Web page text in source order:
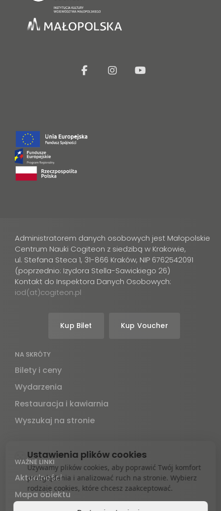
Administratorem danych osobowych jest Małopolskie
Centrum Nauki Cogiteon z siedzibą w Krakowie,
ul. Stefana Steca 1, 31-866 Kraków, NIP 6762542091
(poprzednio: Izydora Stella-Sawickiego 26)
Kontakt do Inspektora Danych Osobowych:
iod(at)cogiteon.pl
Kup Bilet Kup Voucher
NA SKRÓTY
Bilety i ceny
Wydarzenia
Restauracja i kawiarnia
Wyszukaj na stronie
WAŻNE LINKI
Aktualności
Mapa obiektu
Ustawienia plików cookies
Używamy plików cookies, aby poprawić Twój komfort
przeglądania i analizować ruch na stronie. Wybierz
rodzaje cookies, które chcesz zaakceptować.